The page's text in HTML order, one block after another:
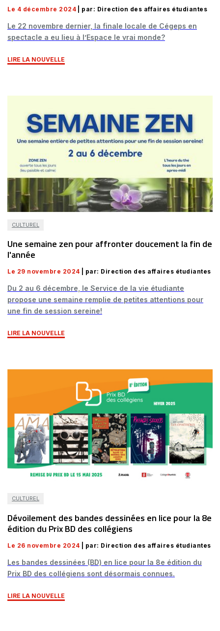
Le 4 décembre 2024 | par: Direction des affaires étudiantes
Le 22 novembre dernier, la finale locale de Cégeps en
spectacle a eu lieu à l’Espace le vrai monde?
LIRE LA NOUVELLE
CULTUREL
Une semaine zen pour affronter doucement la fin de
l'année
Le 29 novembre 2024 | par: Direction des affaires étudiantes
Du 2 au 6 décembre, le Service de la vie étudiante
propose une semaine remplie de petites attentions pour
une fin de session sereine!
LIRE LA NOUVELLE
CULTUREL
Dévoilement des bandes dessinées en lice pour la 8e
édition du Prix BD des collégiens
Le 26 novembre 2024 | par: Direction des affaires étudiantes
Les bandes dessinées (BD) en lice pour la 8e édition du
Prix BD des collégiens sont désormais connues.
LIRE LA NOUVELLE